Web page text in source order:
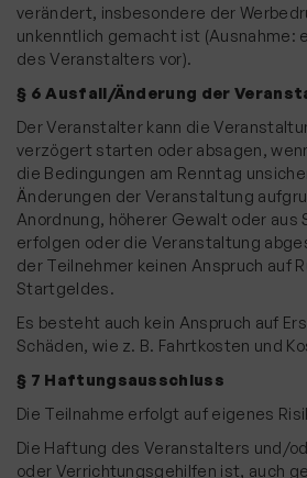
verändert, insbesondere der
unkenntlich gemacht ist (Ausnahme:
des Veranstalters vor).
§ 6 Ausfall/Änderung der
Der Veranstalter kann die
verzögert starten oder absagen,
die Bedingungen am Renntag
Änderungen der Veranstaltung
Anordnung, höherer Gewalt oder aus
erfolgen oder die Veranstaltung
der Teilnehmer keinen Anspruch auf
Startgeldes.
Es besteht auch kein Anspruch auf
Schäden, wie z. B. Fahrtkosten und
§ 7 Haftungsausschluss
Die Teilnahme erfolgt auf eigenes
Die Haftung des Veranstalters und/
oder Verrichtungsgehilfen ist, auch